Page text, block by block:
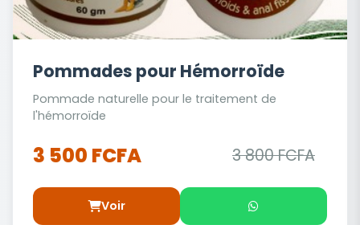
Pommades pour Hémorroïde
Pommade naturelle pour le traitement de
l'hémorroïde
3 500 FCFA 3 800 FCFA
Voir